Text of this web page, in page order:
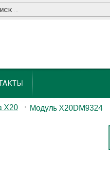
X20 Модуль X20DM9324